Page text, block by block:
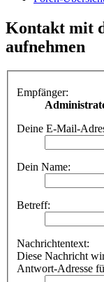
Kontakt mit
aufnehmen
Empfänger:
Deine E-Mail-
Dein Name:
Betreff:
Nachrichtentext:
Diese Nachricht
Antwort-Adresse